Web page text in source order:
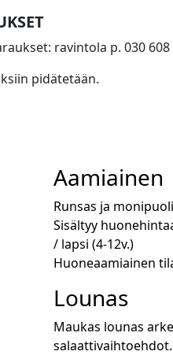
ravintola p. 030
pidätetään.
Aamiainen
Runsas ja
Sisältyy
/ lapsi (4-12v.)
Huoneaamiainen
Lounas
Maukas lounas